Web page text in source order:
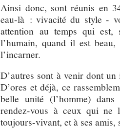
Ainsi donc, sont réunis en
eau-là : vivacité du style -
attention au temps qui
l’humain, quand il est
l’incarner.
D’autres sont à venir dont
D’ores et déjà, ce
belle unité (l’homme)
rendez-vous à ceux qui ne
toujours-vivant, et à ses amis,